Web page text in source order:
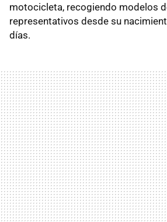
motocicleta, recogiendo modelos
representativos desde su
días.